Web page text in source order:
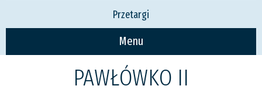
Menu
Przetargi
PAWŁÓWKO II